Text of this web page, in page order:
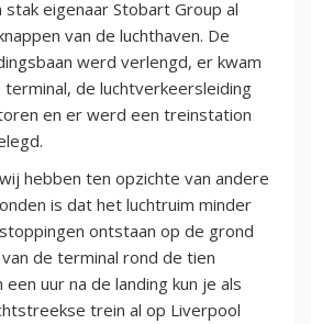
eigenaar Stobart Group al
van de luchthaven. De
werd verlengd, er kwam
de luchtverkeersleiding
en er werd een treinstation
hebben ten opzichte van andere
is dat het luchtruim minder
ontstaan op de grond
de terminal rond de tien
uur na de landing kun je als
trein al op Liverpool